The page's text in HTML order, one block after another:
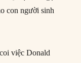
con người sinh
việc Donald